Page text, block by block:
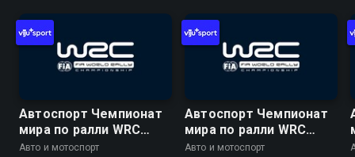
Автоспорт Чемпионат
мира по ралли WRC
2026. 10 этап. Ралли
Авто и мотоспорт
Автоспорт Чемпионат
мира по ралли WRC
2026. 10 этап. Ралли
Авто и мотоспорт